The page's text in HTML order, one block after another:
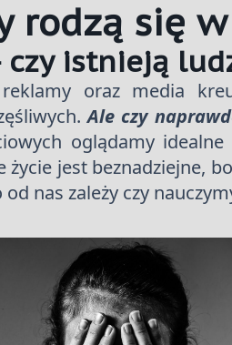
rodzą się
czy istnieją
reklamy oraz media
Ale czy
oglądamy
życie jest beznadziejne,
od nas zależy czy